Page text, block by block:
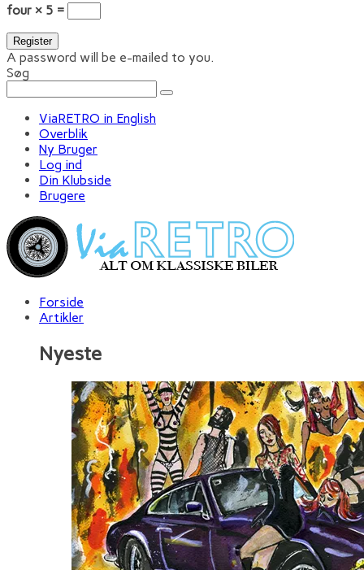
four × 5 =
A password will be e-mailed to you.
Søg
ViaRETRO in English
Overblik
Ny Bruger
Log ind
Din Klubside
Brugere
Forside
Artikler
Nyeste